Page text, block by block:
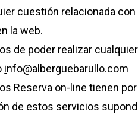
cuestión relacionada
la web.
de poder realizar
info@alberguebarullo.com
Reserva on-line tienen
de estos servicios